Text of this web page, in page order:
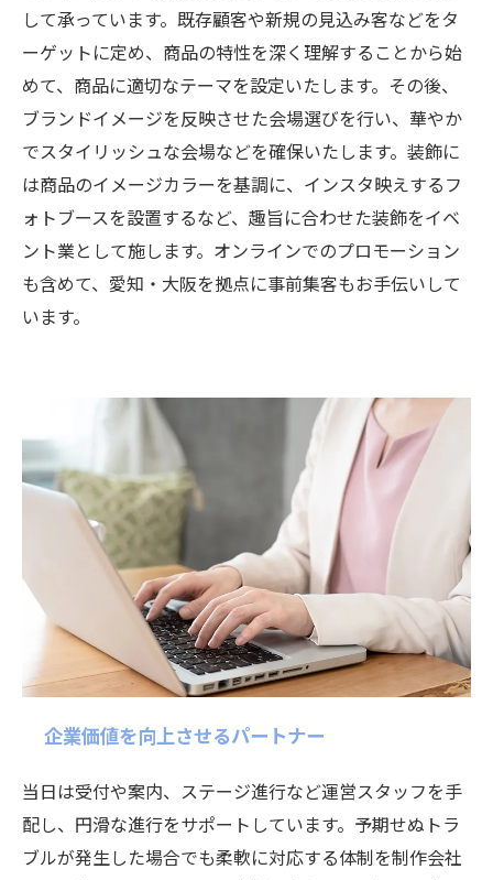
して承っています。既存顧客や新規の見込み客などをタ
ーゲットに定め、商品の特性を深く理解することから始
めて、商品に適切なテーマを設定いたします。その後、
ブランドイメージを反映させた会場選びを行い、華やか
でスタイリッシュな会場などを確保いたします。装飾に
は商品のイメージカラーを基調に、インスタ映えするフ
ォトブースを設置するなど、趣旨に合わせた装飾をイベ
ント業として施します。オンラインでのプロモーション
も含めて、愛知・大阪を拠点に事前集客もお手伝いして
います。
企業価値を向上させるパートナー
当日は受付や案内、ステージ進行など運営スタッフを手
配し、円滑な進行をサポートしています。予期せぬトラ
ブルが発生した場合でも柔軟に対応する体制を制作会社